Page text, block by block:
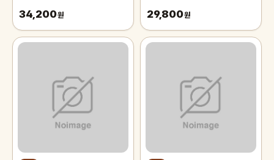
34,200원 29,800원